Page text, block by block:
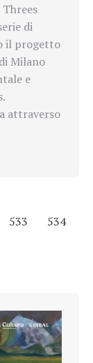
di
il progetto
Milano
e
attraverso
533
534